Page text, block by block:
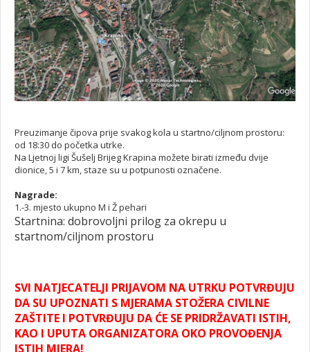
Preuzimanje čipova prije svakog kola u startno/ciljnom prostoru:
od 18:30 do početka utrke.
Na Ljetnoj ligi Šušelj Brijeg Krapina možete birati između dvije
dionice, 5 i 7 km, staze su u potpunosti označene.
Nagrade:
1.-3. mjesto ukupno M i Ž pehari
Startnina: dobrovoljni prilog za okrepu u
startnom/ciljnom prostoru
SVI NATJECATELJI PRIJAVOM NA UTRKU POTVRĐUJU
DA SU UPOZNATI S MJERAMA STOŽERA CIVILNE
ZAŠTITE I POTVRĐUJU DA ĆE SE PRIDRŽAVATI ISTIH,
KAO I UPUTA ORGANIZATORA OKO PROVOĐENJA
ISTIH MJERA!